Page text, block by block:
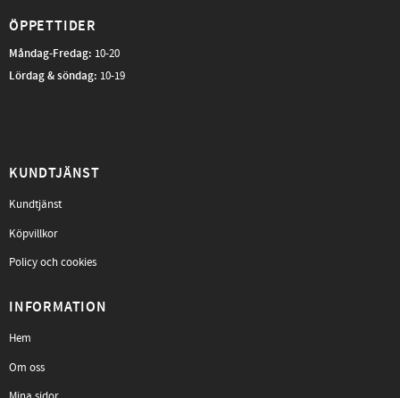
ÖPPETTIDER
Måndag-Fredag: 10-20
Lördag & söndag: 10-19
KUNDTJÄNST
Kundtjänst
Köpvillkor
Policy och cookies
INFORMATION
Hem
Om oss